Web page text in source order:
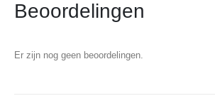
Beoordelingen
Er zijn nog geen beoordelingen.